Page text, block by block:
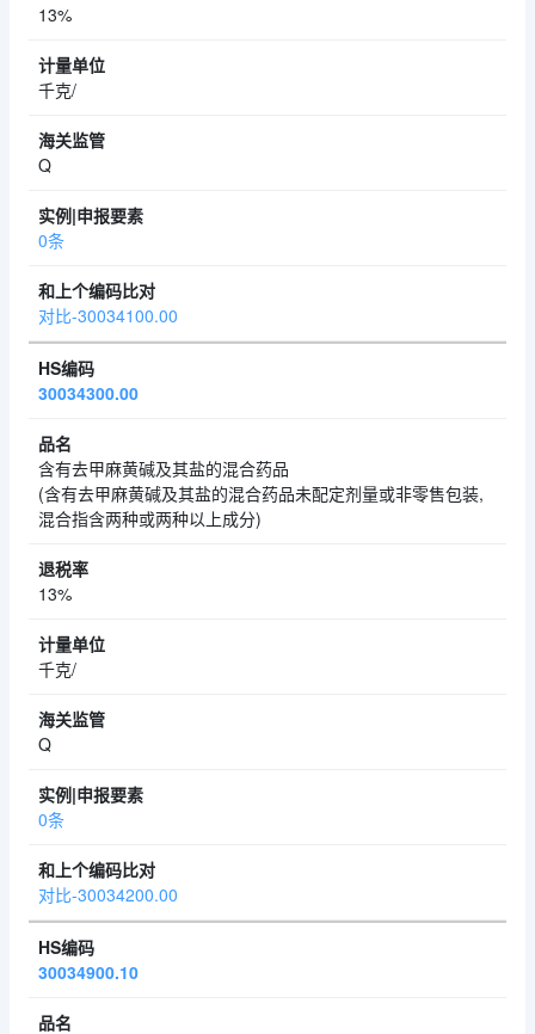
13%
千克/
Q
0条
对比-30034100.00
30034300.00
含有去甲麻黄碱及其盐的混合药品
(含有去甲麻黄碱及其盐的混合药品未配定剂量或非零售包装,
混合指含两种或两种以上成分)
13%
千克/
Q
0条
对比-30034200.00
30034900.10